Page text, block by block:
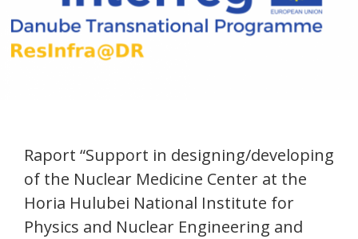
Raport “Support in designing/developing
of the Nuclear Medicine Center at the
Horia Hulubei National Institute for
Physics and Nuclear Engineering and